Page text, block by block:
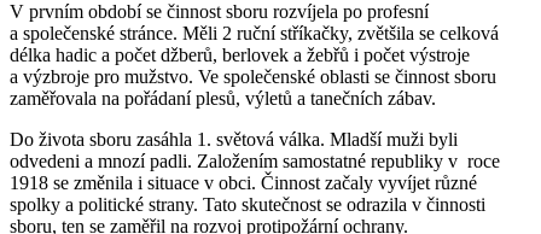
V prvním období se činnost sboru rozvíjela po profesní
a společenské stránce. Měli 2 ruční stříkačky, zvětšila se celková
délka hadic a počet džberů, berlovek a žebřů i počet výstroje
a výzbroje pro mužstvo. Ve společenské oblasti se činnost sboru
zaměřovala na pořádaní plesů, výletů a tanečních zábav.
Do života sboru zasáhla 1. světová válka. Mladší muži byli
odvedeni a mnozí padli. Založením samostatné republiky v roce
1918 se změnila i situace v obci. Činnost začaly vyvíjet různé
spolky a politické strany. Tato skutečnost se odrazila v činnosti
sboru, ten se zaměřil na rozvoj protipožární ochrany.